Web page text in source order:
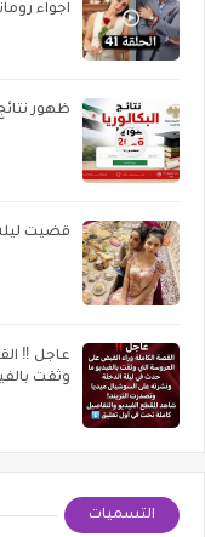
اجواء
ظهور نتائج
قضيت
عاجل ‼️
وثقت
التسميات